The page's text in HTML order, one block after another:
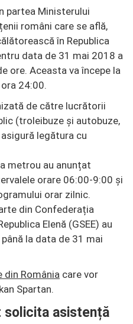
partea Ministerului
români care se află,
în Republica
data de 31 mai 2018 a
ore. Aceasta va începe la
24:00.
de către lucrătorii
(troleibuze și autobuze,
legătura cu
metrou au anunțat
orare 06:00-9:00 și
orar zilnic.
din Confederația
Elenă (GSEE) au
la data de 31 mai
din România care vor
Spartan.
solicita asistență